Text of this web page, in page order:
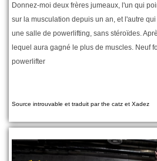
Donnez-moi deux frères jumeaux, l'un qui
sur la musculation depuis un an, et l'autre
une salle de powerlifting, sans stéroïdes.
lequel aura gagné le plus de muscles. Neuf
powerlifter
Source introuvable et traduit par the catz et Xadez